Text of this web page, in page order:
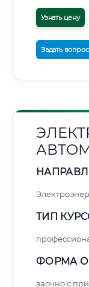
Узнать цену
Задать
ТИП
ФОРМА
заочно с